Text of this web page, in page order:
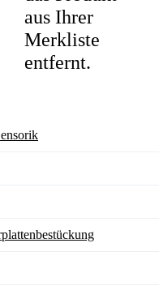
aus Ihrer
Merkliste
entfernt.